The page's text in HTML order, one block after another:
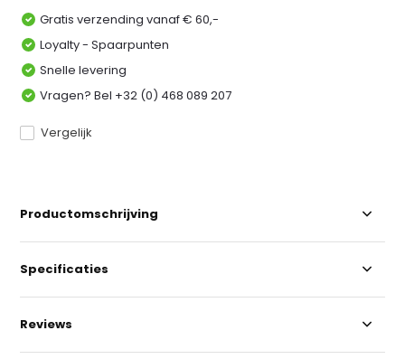
Gratis verzending vanaf € 60,-
Loyalty - Spaarpunten
Snelle levering
Vragen? Bel +32 (0) 468 089 207
Vergelijk
Productomschrijving
Specificaties
Reviews